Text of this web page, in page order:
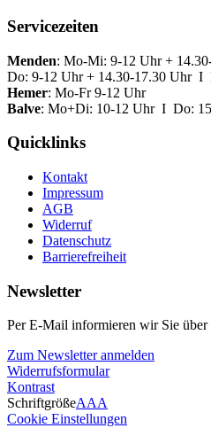
Servicezeiten
Menden: Mo-Mi: 9-12 Uhr +
Do: 9-12 Uhr + 14.30-17.30 Uhr I
Hemer: Mo-Fr 9-12 Uhr
Balve: Mo+Di: 10-12 Uhr I Do:
Quicklinks
Kontakt
Impressum
AGB
Widerruf
Datenschutz
Barrierefreiheit
Newsletter
Per E-Mail informieren wir Sie über
Zum Newsletter anmelden
Widerrufsformular
Kontrast
SchriftgrößeAAA
Cookie Einstellungen